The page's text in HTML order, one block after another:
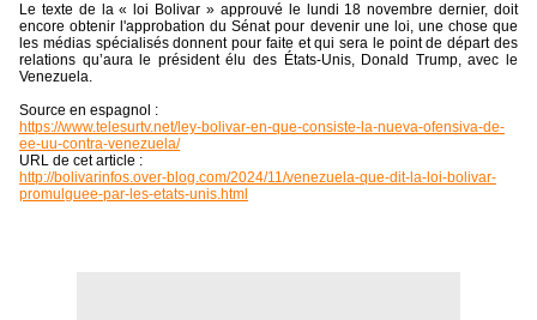
Le texte de la « loi Bolivar » approuvé le lundi 18 novembre dernier, doit
encore obtenir l'approbation du Sénat pour devenir une loi, une chose que
les médias spécialisés donnent pour faite et qui sera le point de départ des
relations qu’aura le président élu des États-Unis, Donald Trump, avec le
Venezuela.
Source en espagnol :
https://www.telesurtv.net/ley-bolivar-en-que-consiste-la-nueva-ofensiva-de-
ee-uu-contra-venezuela/
URL de cet article :
http://bolivarinfos.over-blog.com/2024/11/venezuela-que-dit-la-loi-bolivar-
promulguee-par-les-etats-unis.html